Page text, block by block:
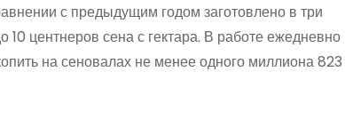
с предыдущим годом заготовлено в три
центнеров сена с гектара. В работе ежедневно
на сеновалах не менее одного миллиона 823